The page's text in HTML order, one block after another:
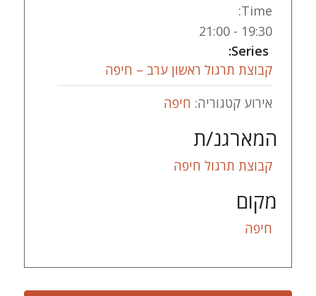
Time:
19:30 - 21:00
Series:
קבוצת תרגול ראשון ערב – חיפה
אירוע קטגוריה: חיפה
המארגנ/ת
קבוצת תרגול חיפה
מקום
חיפה